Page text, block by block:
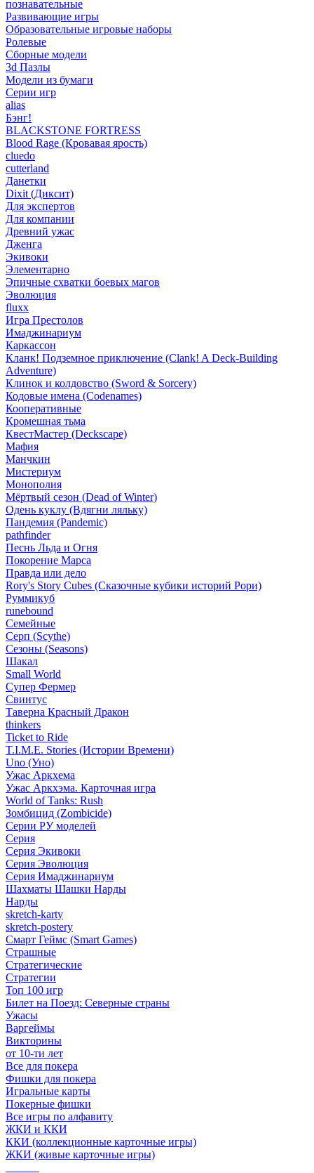
познавательные
Развивающие игры
Образовательные игровые наборы
Ролевые
Сборные модели
3d Пазлы
Модели из бумаги
Серии игр
alias
Бэнг!
BLACKSTONE FORTRESS
Blood Rage (Кровавая ярость)
cluedo
cutterland
Данетки
Dixit (Диксит)
Для экспертов
Для компании
Древний ужас
Дженга
Экивоки
Элементарно
Эпичные схватки боевых магов
Эволюция
fluxx
Игра Престолов
Имаджинариум
Каркассон
Кланк! Подземное приключение (Clank! A Deck-Building
Adventure)
Клинок и колдовство (Sword & Sorcery)
Кодовые имена (Codenames)
Кооперативные
Кромешная тьма
КвестМастер (Deckscape)
Мафия
Манчкин
Мистериум
Монополия
Мёртвый сезон (Dead of Winter)
Одень куклу (Вдягни ляльку)
Пандемия (Pandemic)
pathfinder
Песнь Льда и Огня
Покорение Марса
Правда или дело
Rory's Story Cubes (Сказочные кубики историй Рори)
Руммикуб
runebound
Семейные
Серп (Scythe)
Сезоны (Seasons)
Шакал
Small World
Супер Фермер
Свинтус
Таверна Красный Дракон
thinkers
Ticket to Ride
T.I.M.E. Stories (Истории Времени)
Uno (Уно)
Ужас Аркхема
Ужас Аркхэма. Карточная игра
World of Tanks: Rush
Зомбицид (Zombicide)
Серии РУ моделей
Серия
Серия Экивоки
Серия Эволюция
Серия Имаджинариум
Шахматы Шашки Нарды
Нарды
skretch-karty
skretch-postery
Смарт Геймс (Smart Games)
Страшные
Стратегические
Стратегии
Топ 100 игр
Билет на Поезд: Северные страны
Ужасы
Варгеймы
Викторины
от 10-ти лет
Все для покера
Фишки для покера
Игральные карты
Покерные фишки
Все игры по алфавиту
ЖКИ и ККИ
ККИ (коллекционные карточные игры)
ЖКИ (живые карточные игры)